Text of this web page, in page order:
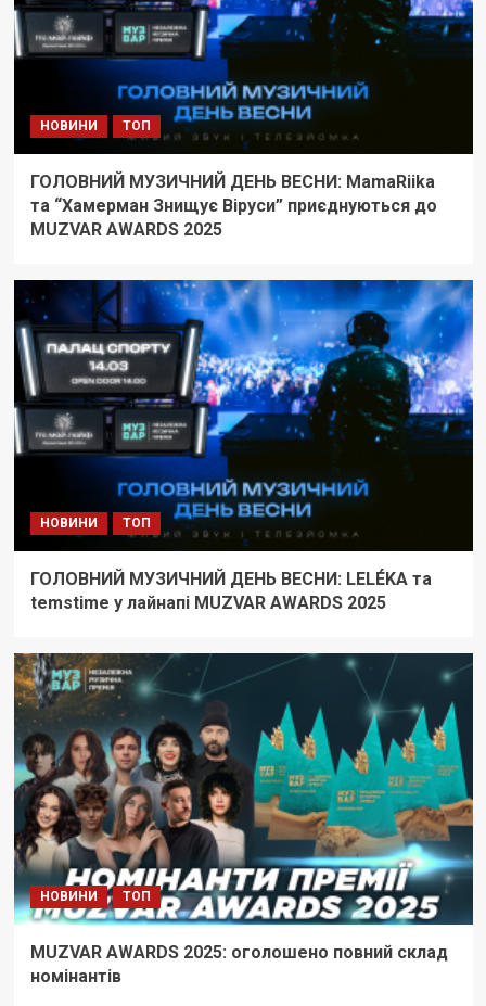
НОВИНИ ТОП
ГОЛОВНИЙ МУЗИЧНИЙ ДЕНЬ ВЕСНИ: MamaRiika
та “Хамерман Знищує Віруси” приєднуються до
MUZVAR AWARDS 2025
НОВИНИ ТОП
ГОЛОВНИЙ МУЗИЧНИЙ ДЕНЬ ВЕСНИ: LELÉKA та
temstime у лайнапі MUZVAR AWARDS 2025
НОВИНИ ТОП
MUZVAR AWARDS 2025: оголошено повний склад
номінантів